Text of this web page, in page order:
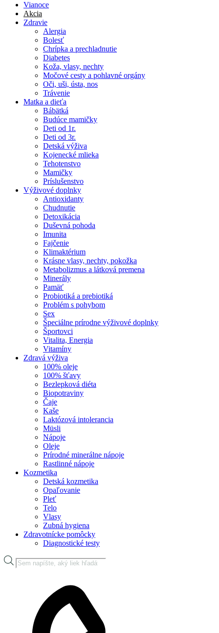
Vianoce
Akcia
Zdravie
Alergia
Bolesť
Chrípka a prechladnutie
Diabetes
Koža, vlasy, nechty
Močové cesty a pohlavné orgány
Oči, uši, ústa, nos
Trávenie
Matka a dieťa
Bábätká
Budúce mamičky
Deti od 1r.
Deti od 3r.
Detská výživa
Kojenecké mlieka
Tehotenstvo
Mamičky
Príslušenstvo
Výživové doplnky
Antioxidanty
Chudnutie
Detoxikácia
Duševná pohoda
Imunita
Fajčenie
Klimaktérium
Krásne vlasy, nechty, pokožka
Metabolizmus a látková premena
Minerály
Pamäť
Probiotiká a prebiotiká
Problém s pohybom
Sex
Špeciálne prírodne výživové doplnky
Športovci
Vitalita, Energia
Vitamíny
Zdravá výživa
100% oleje
100% šťavy
Bezlepková diéta
Biopotraviny
Čaje
Kaše
Laktózová intolerancia
Müsli
Nápoje
Oleje
Prírodné minerálne nápoje
Rastlinné nápoje
Kozmetika
Detská kozmetika
Opaľovanie
Pleť
Telo
Vlasy
Zubná hygiena
Zdravotnícke pomôcky
Diagnostické testy
Products
search